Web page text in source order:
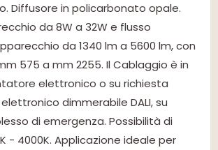
Diffusore in policarbonato opale.
da 8W a 32W e flusso
da 1340 lm a 5600 lm, con
575 a mm 2255. Il Cablaggio è in
elettronico o su richiesta
dimmerabile DALI, su
di emergenza. Possibilità di
- 4000K. Applicazione ideale per